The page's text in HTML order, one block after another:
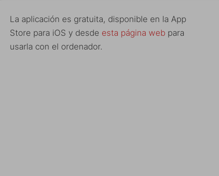
La aplicación es gratuita, disponible en la App
Store para iOS y desde esta página web para
usarla con el ordenador.